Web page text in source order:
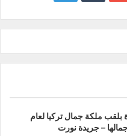
بلقب ملكة جمال تركيا لعام